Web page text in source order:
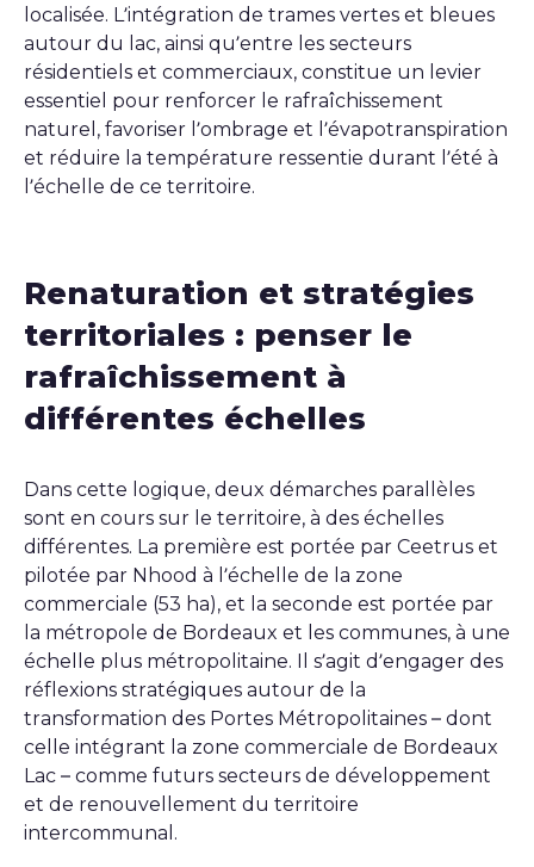
localisée. L’intégration de trames vertes et bleues
autour du lac, ainsi qu’entre les secteurs
résidentiels et commerciaux, constitue un levier
essentiel pour renforcer le rafraîchissement
naturel, favoriser l’ombrage et l’évapotranspiration
et réduire la température ressentie durant l’été à
l’échelle de ce territoire.
Renaturation et stratégies
territoriales : penser le
rafraîchissement à
différentes échelles
Dans cette logique, deux démarches parallèles
sont en cours sur le territoire, à des échelles
différentes. La première est portée par Ceetrus et
pilotée par Nhood à l’échelle de la zone
commerciale (53 ha), et la seconde est portée par
la métropole de Bordeaux et les communes, à une
échelle plus métropolitaine. Il s’agit d’engager des
réflexions stratégiques autour de la
transformation des Portes Métropolitaines – dont
celle intégrant la zone commerciale de Bordeaux
Lac – comme futurs secteurs de développement
et de renouvellement du territoire
intercommunal.